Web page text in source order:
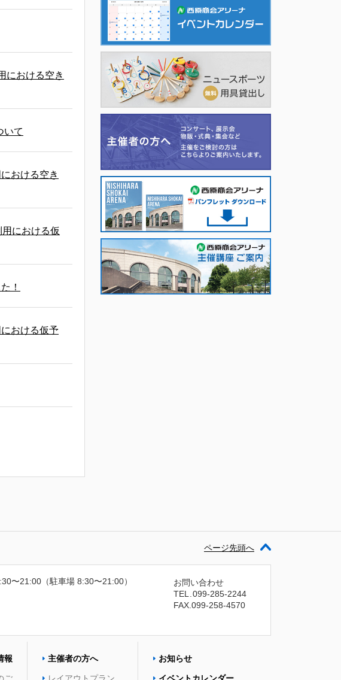
における空き
いて
おける空き
における仮
！
おける仮予
ページ先頭へ
〜21:00（駐車場 8:30〜21:00）
お問い合わせ
TEL
099-285-2244
FAX.099-258-4570
報 主催者の方へ お知らせ